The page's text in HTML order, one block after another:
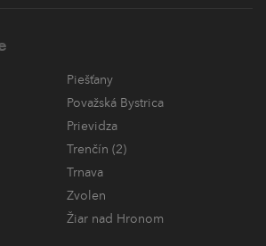
Piešťany
Považská Bystrica
Prievidza
Trenčín (2)
Trnava
Zvolen
Žiar nad Hronom